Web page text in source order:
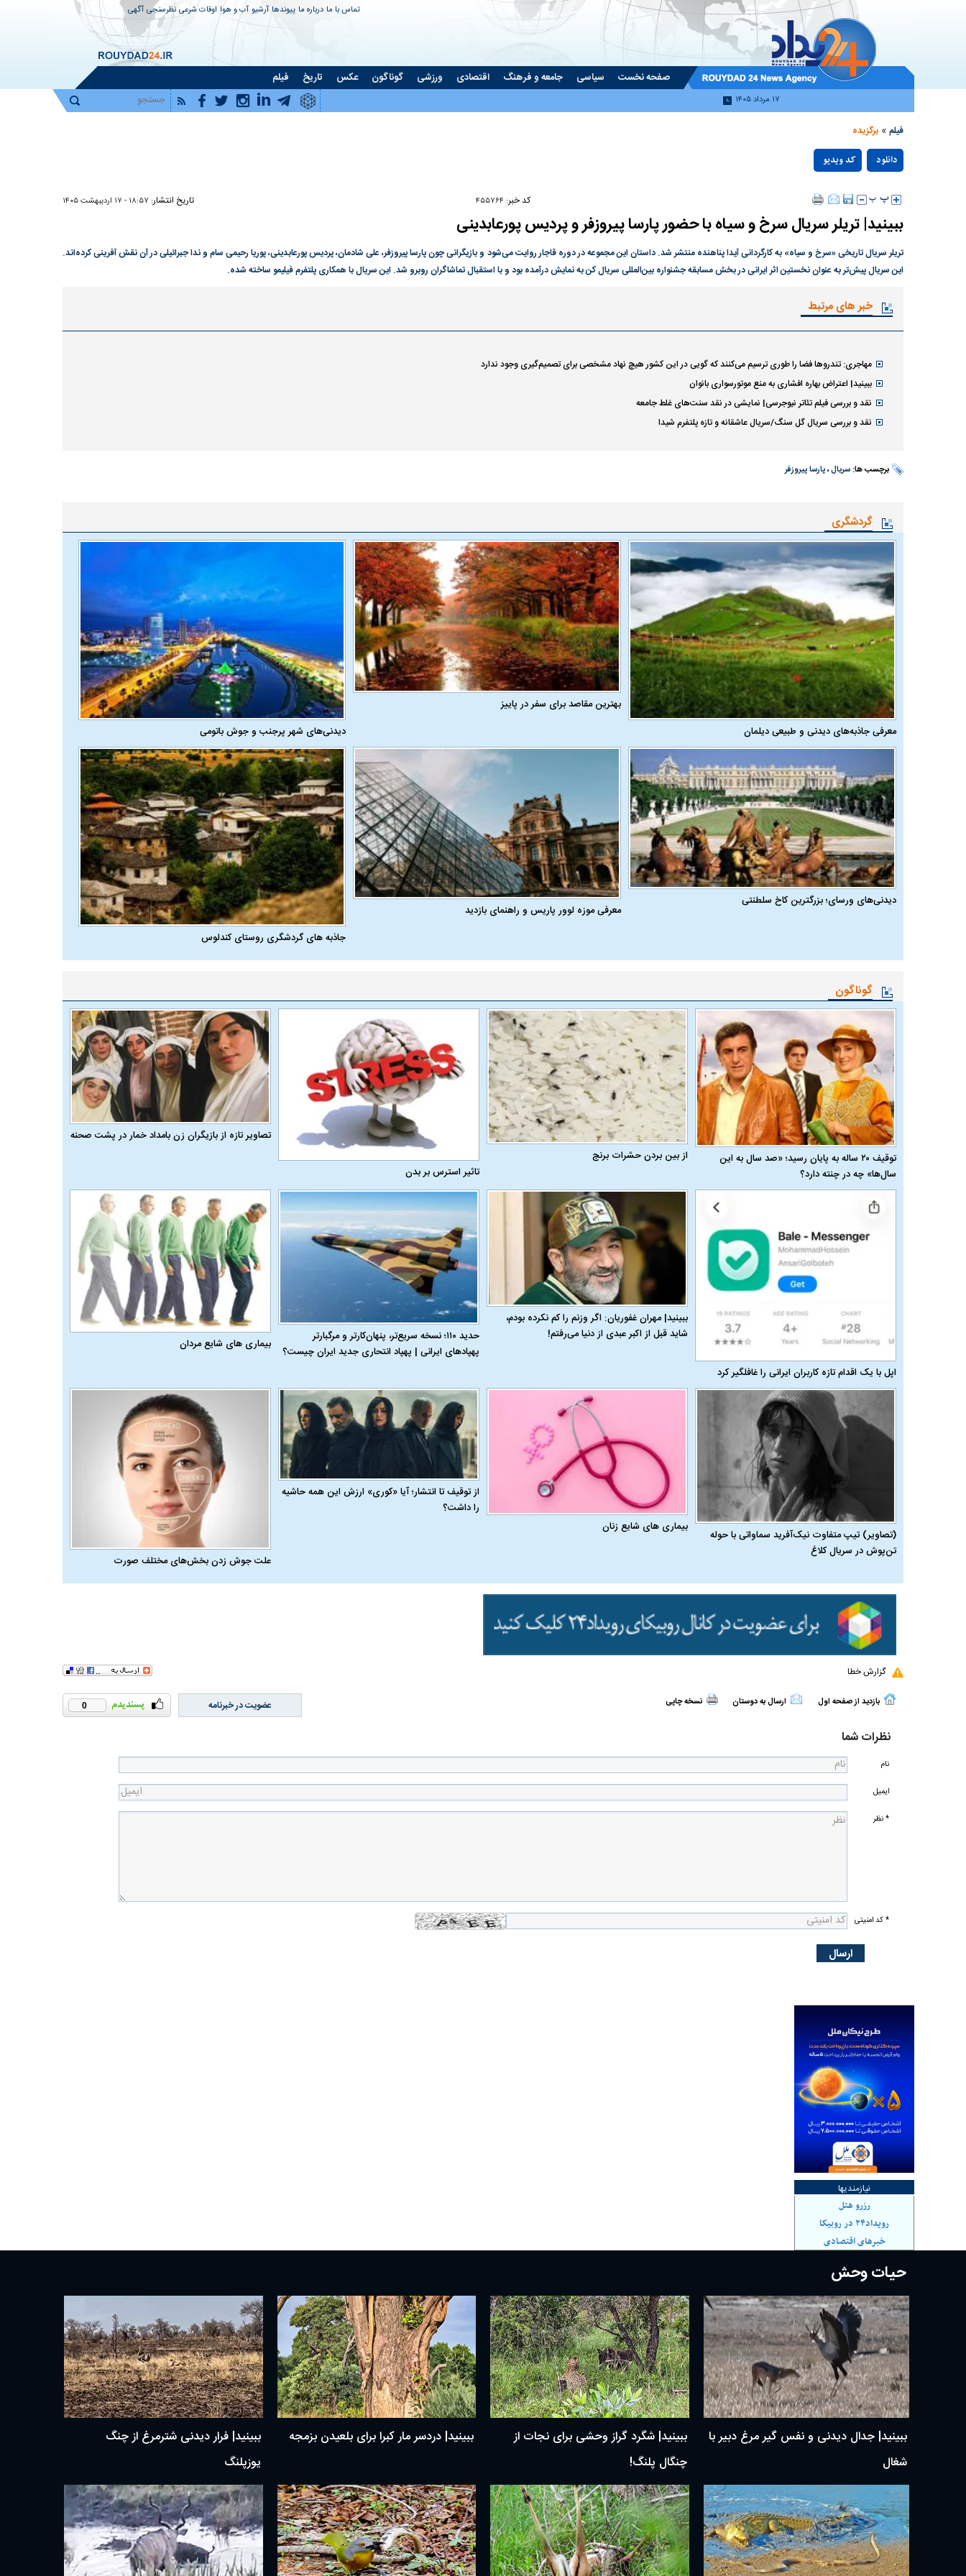
تماس با ما درباره ما پیوندها آرشیو آب و هوا اوقات شرعی نظرسنجی آگهی
صفحه نخست سیاسی جامعه و فرهنگ اقتصادی ورزشی گوناگون عکس تاریخ فیلم
۱۷ مرداد ۱۴۰۵
فیلم » برگزیده
Video
کد ویدیو دانلود
کد خبر: ۴۵۵۷۶۴ تاریخ انتشار: ۱۸:۵۷ - ۱۷ ارديبهشت ۱۴۰۵
ببینید| تریلر سریال سرخ و سیاه با حضور پارسا پیروزفر و پردیس پورعابدینی
تریلر سریال تاریخی «سرخ و سیاه» به کارگردانی آیدا پناهنده منتشر شد. داستان این مجموعه در دوره قاجار روایت می‌شود و بازیگرانی چون پارسا پیروزفر، علی شادمان، پردیس پورعابدینی، پوریا رحیمی سام و ندا جبرائیلی در آن نقش آفرینی کرده‌اند.
این سریال پیش‌تر به عنوان نخستین اثر ایرانی در بخش مسابقه جشنواره بین‌المللی سریال کن به نمایش درآمده بود و با استقبال تماشاگران روبرو شد. این سریال با همکاری پلتفرم فیلیمو ساخته شده.
خبر های مرتبط
مهاجری: تندرو‌ها فضا را طوری ترسیم می‌کنند که گویی در این کشور هیچ نهاد مشخصی برای تصمیم‌گیری وجود ندارد
ببینید| اعتراض بهاره افشاری به منع موتورسواری بانوان
نقد و بررسی فیلم تئاتر نیوجرسی| نمایشی در نقد سنت‌های غلط جامعه
نقد و بررسی سریال گل سنگ/سریال عاشقانه و تازه پلتفرم شیدا
برچسب ها: سریال،پارسا پیروزفر
گردشگری
معرفی جاذبه‌های دیدنی و طبیعی دیلمان
بهترین مقاصد برای سفر در پاییز
دیدنی‌های شهر پرجنب و جوش باتومی
دیدنی‌های ورسای؛ بزرگترین کاخ سلطنتی
معرفی موزه لوور پاریس و راهنمای بازدید
جاذبه های گردشگری روستای کندلوس
گوناگون
توقیف ۲۰ ساله به پایان رسید؛ «صد سال به این
سال‌ها» چه در چنته دارد؟
از بین بردن حشرات برنج
تاثیر استرس بر بدن
تصاویر تازه از بازیگران زن بامداد خمار در پشت صحنه
اپل با یک اقدام تازه کاربران ایرانی را غافلگیر کرد
ببینید| مهران غفوریان: اگر وزنم را کم نکرده بودم،
شاید قبل از اکبر عبدی از دنیا می‌رفتم!
حدید ۱۱۰؛ نسخه سریع‌تر، پنهان‌کارتر و مرگبارتر
پهپادهای ایرانی | پهپاد انتحاری جدید ایران چیست؟
بیماری‌ های شایع مردان
(تصاویر) تیپ متفاوت نیک‌آفرید سماواتی با حوله
تن‌پوش در سریال کلاغ
بیماری‌ های شایع زنان
از توقیف تا انتشار؛ آیا «کوری» ارزش این همه حاشیه
را داشت؟
علت جوش زدن بخش‌های مختلف صورت
گزارش خطا
بازدید از صفحه اول ارسال به دوستان نسخه چاپی 0 عضویت در خبرنامه
نظرات شما
نام
ایمیل
* نظر
* کد امنیتی
نیازمندیها
رزرو هتل
رویداد۲۴ در روبیکا
خبرهای اقتصادی
حیات وحش
ببینید| جدال دیدنی و نفس گیر مرغ دبیر با
شغال
ببینید| شگرد گراز وحشی برای نجات از
چنگال پلنگ!
ببینید| دردسر مار کبرا برای بلعیدن بزمجه
ببینید| فرار دیدنی شترمرغ از چنگ
یوزپلنگ